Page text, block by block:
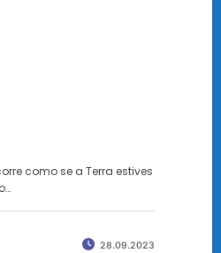
como se a Terra estives
28.09.2023